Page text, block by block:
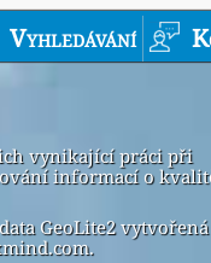
Vyhledávání
vynikající práci při
informací o
GeoLite2 vytvořená